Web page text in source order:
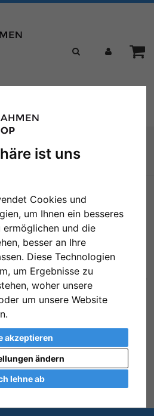
ist uns
Cookies und
um Ihnen ein besseres
und die
besser an Ihre
Diese Technologien
um Ergebnisse zu
woher unsere
um unsere Website
akzeptieren
lehne ab
ändern